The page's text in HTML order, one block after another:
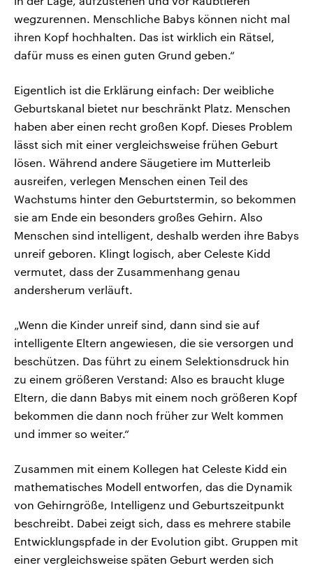
wegzurennen. Menschliche Babys können nicht mal
ihren Kopf hochhalten. Das ist wirklich ein Rätsel,
dafür muss es einen guten Grund geben.“
Eigentlich ist die Erklärung einfach: Der weibliche
Geburtskanal bietet nur beschränkt Platz. Menschen
haben aber einen recht großen Kopf. Dieses Problem
lässt sich mit einer vergleichsweise frühen Geburt
lösen. Während andere Säugetiere im Mutterleib
ausreifen, verlegen Menschen einen Teil des
Wachstums hinter den Geburtstermin, so bekommen
sie am Ende ein besonders großes Gehirn. Also
Menschen sind intelligent, deshalb werden ihre Babys
unreif geboren. Klingt logisch, aber Celeste Kidd
vermutet, dass der Zusammenhang genau
andersherum verläuft.
„Wenn die Kinder unreif sind, dann sind sie auf
intelligente Eltern angewiesen, die sie versorgen und
beschützen. Das führt zu einem Selektionsdruck hin
zu einem größeren Verstand: Also es braucht kluge
Eltern, die dann Babys mit einem noch größeren Kopf
bekommen die dann noch früher zur Welt kommen
und immer so weiter.“
Zusammen mit einem Kollegen hat Celeste Kidd ein
mathematisches Modell entworfen, das die Dynamik
von Gehirngröße, Intelligenz und Geburtszeitpunkt
beschreibt. Dabei zeigt sich, dass es mehrere stabile
Entwicklungspfade in der Evolution gibt. Gruppen mit
einer vergleichsweise späten Geburt werden sich